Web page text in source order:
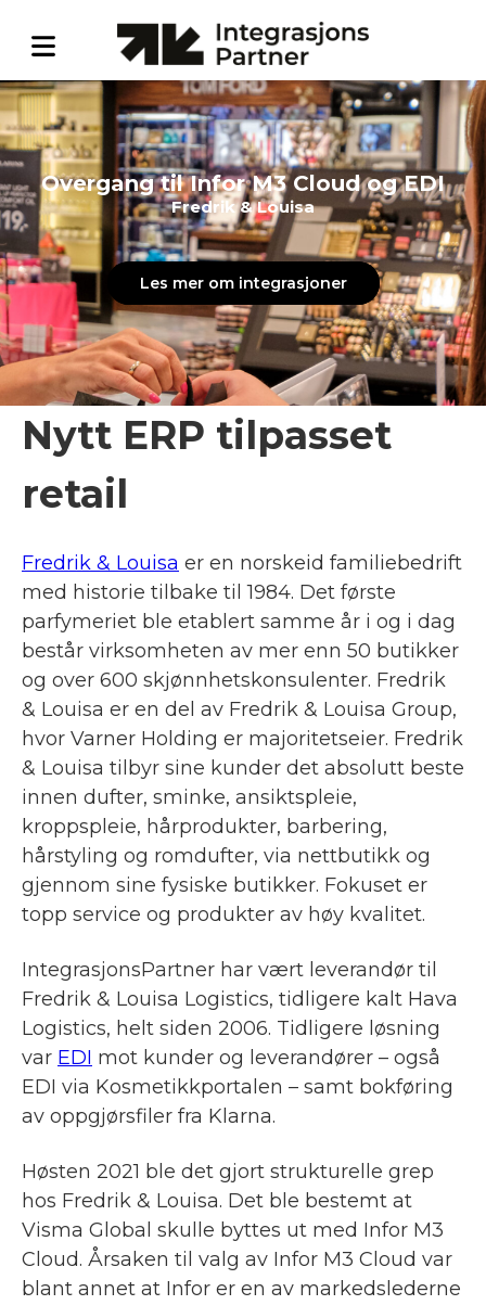
Overgang til Infor M3 Cloud og EDI
Fredrik & Louisa
Les mer om integrasjoner
Nytt ERP tilpasset
retail
Fredrik & Louisa er en norskeid familiebedrift
med historie tilbake til 1984. Det første
parfymeriet ble etablert samme år i og i dag
består virksomheten av mer enn 50 butikker
og over 600 skjønnhetskonsulenter. Fredrik
& Louisa er en del av Fredrik & Louisa Group,
hvor Varner Holding er majoritetseier. Fredrik
& Louisa tilbyr sine kunder det absolutt beste
innen dufter, sminke, ansiktspleie,
kroppspleie, hårprodukter, barbering,
hårstyling og romdufter, via nettbutikk og
gjennom sine fysiske butikker. Fokuset er
topp service og produkter av høy kvalitet.
IntegrasjonsPartner har vært leverandør til
Fredrik & Louisa Logistics, tidligere kalt Hava
Logistics, helt siden 2006. Tidligere løsning
var EDI mot kunder og leverandører – også
EDI via Kosmetikkportalen – samt bokføring
av oppgjørsfiler fra Klarna.
Høsten 2021 ble det gjort strukturelle grep
hos Fredrik & Louisa. Det ble bestemt at
Visma Global skulle byttes ut med Infor M3
Cloud. Årsaken til valg av Infor M3 Cloud var
blant annet at Infor er en av markedslederne